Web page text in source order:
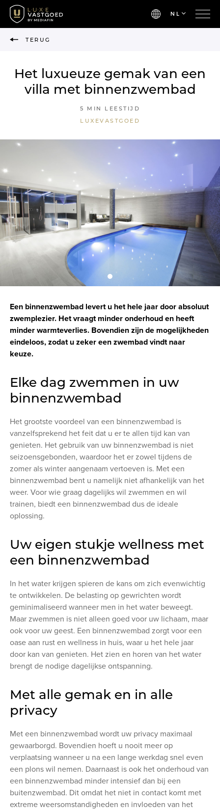
NL
TERUG
Het luxueuze gemak van een
villa met binnenzwembad
5 MIN LEESTIJD
LUXEVASTGOED
Een binnenzwembad levert u het hele jaar door absoluut
zwemplezier. Het vraagt minder onderhoud en heeft
minder warmteverlies. Bovendien zijn de mogelijkheden
eindeloos, zodat u zeker een zwembad vindt naar
keuze.
Elke dag zwemmen in uw
binnenzwembad
Het grootste voordeel van een binnenzwembad is
vanzelfsprekend het feit dat u er te allen tijd kan van
genieten. Het gebruik van uw binnenzwembad is niet
seizoensgebonden, waardoor het er zowel tijdens de
zomer als winter aangenaam vertoeven is. Met een
binnenzwembad bent u namelijk niet afhankelijk van het
weer. Voor wie graag dagelijks wil zwemmen en wil
trainen, biedt een binnenzwembad dus de ideale
oplossing.
Uw eigen stukje wellness met
een binnenzwembad
In het water krijgen spieren de kans om zich evenwichtig
te ontwikkelen. De belasting op gewrichten wordt
geminimaliseerd wanneer men in het water beweegt.
Maar zwemmen is niet alleen goed voor uw lichaam, maar
ook voor uw geest. Een binnenzwembad zorgt voor een
oase aan rust en wellness in huis, waar u het hele jaar
door kan van genieten. Het zien en horen van het water
brengt de nodige dagelijkse ontspanning.
Met alle gemak en in alle
privacy
Met een binnenzwembad wordt uw privacy maximaal
gewaarborgd. Bovendien hoeft u nooit meer op
verplaatsing wanneer u na een lange werkdag snel even
een plons wil nemen. Daarnaast is ook het onderhoud van
een binnenzwembad minder intensief dan bij een
buitenzwembad. Dit omdat het niet in contact komt met
extreme weersomstandigheden en invloeden van het